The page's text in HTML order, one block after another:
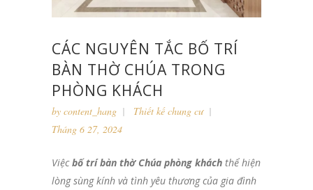
CÁC NGUYÊN TẮC BỐ TRÍ
BÀN THỜ CHÚA TRONG
PHÒNG KHÁCH
by content_hang
Thiết kế chung cư
Tháng 6 27, 2024
Việcbố trí bàn thờ Chúa phòng khách thể hiện
lòng sùng kính và tình yêu thương của gia đình